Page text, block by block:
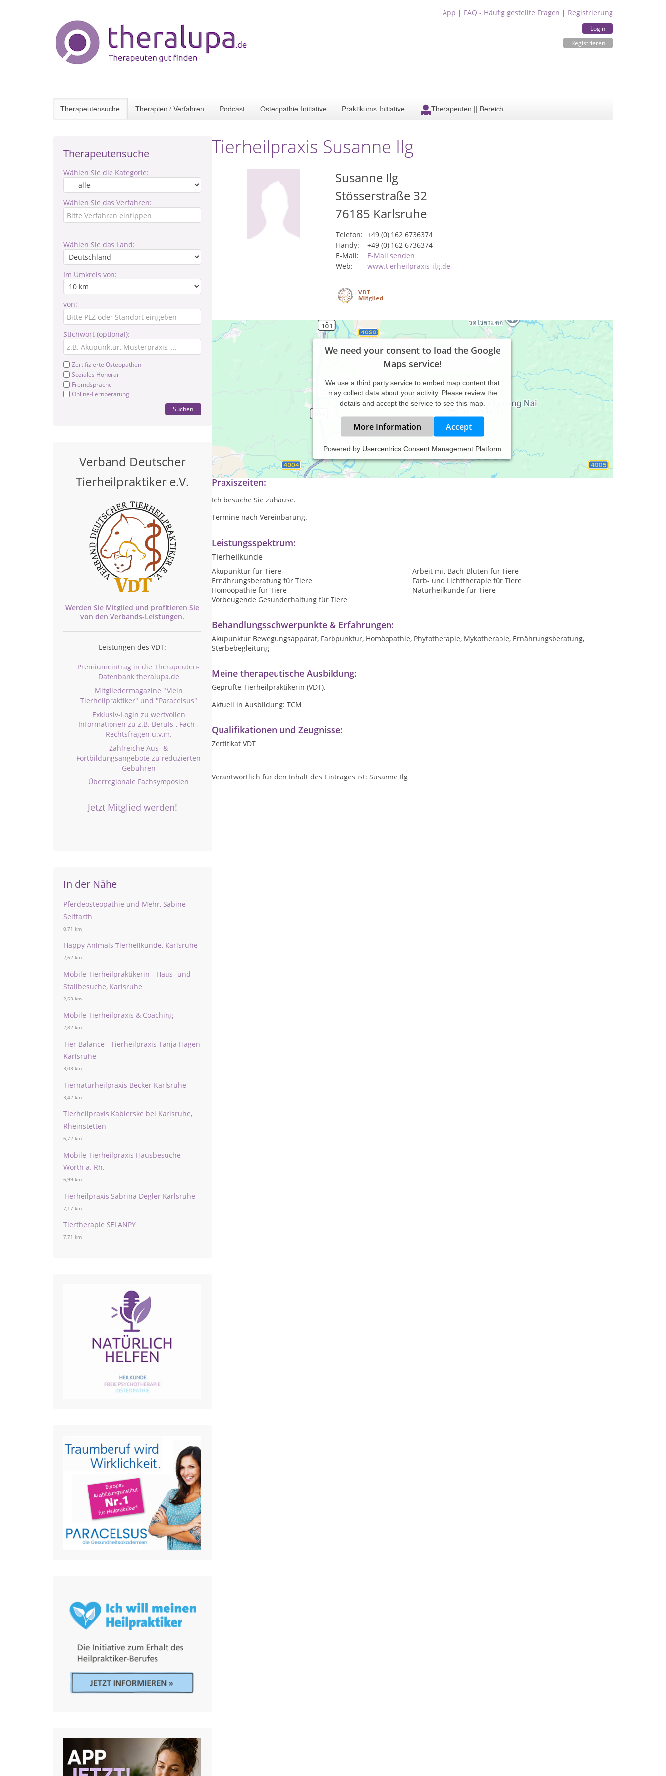
App | FAQ - Häufig gestellte Fragen | Registrierung
Login
Registrieren
Therapeutensuche Therapien / Verfahren Podcast Osteopathie-Initiative Praktikums-Initiative Therapeuten || Bereich
Therapeutensuche
Wählen Sie die Kategorie:
Wählen Sie das Verfahren:
Wählen Sie das Land:
Im Umkreis von:
von:
Stichwort (optional):
Zertifizierte Osteopathen
Soziales Honorar
Fremdsprache
Online-Fernberatung
Suchen
Verband Deutscher
Tierheilpraktiker e.V.
Werden Sie Mitglied und profitieren Sie
von den Verbands-Leistungen.
Leistungen des VDT:
Premiumeintrag in die Therapeuten-
Datenbank theralupa.de
Mitgliedermagazine "Mein
Tierheilpraktiker" und "Paracelsus"
Exklusiv-Login zu wertvollen
Informationen zu z.B. Berufs-, Fach-,
Rechtsfragen u.v.m.
Zahlreiche Aus- &
Fortbildungsangebote zu reduzierten
Gebühren
Überregionale Fachsymposien
Jetzt Mitglied werden!
In der Nähe
Pferdeosteopathie und Mehr, Sabine
Seiffarth
0,71 km
Happy Animals Tierheilkunde, Karlsruhe
2,62 km
Mobile Tierheilpraktikerin - Haus- und
Stallbesuche, Karlsruhe
2,63 km
Mobile Tierheilpraxis & Coaching
2,82 km
Tier Balance - Tierheilpraxis Tanja Hagen
Karlsruhe
3,03 km
Tiernaturheilpraxis Becker Karlsruhe
3,42 km
Tierheilpraxis Kabierske bei Karlsruhe,
Rheinstetten
6,72 km
Mobile Tierheilpraxis Hausbesuche
Wörth a. Rh.
6,99 km
Tierheilpraxis Sabrina Degler Karlsruhe
7,17 km
Tiertherapie SELANPY
7,71 km
Tierheilpraxis Susanne Ilg
Susanne Ilg
Stösserstraße 32
76185 Karlsruhe
Telefon: +49 (0) 162 6736374
Handy:
+49 (0) 162 6736374
E-Mail:
E-Mail senden
Web:
www.tierheilpraxis-ilg.de
We need your consent to load the Google
Maps service!
We use a third party service to embed map content that
may collect data about your activity. Please review the
details and accept the service to see this map.
More Information Accept
Powered by Usercentrics Consent Management Platform
Mobile Tierheilpraxis im Raum Karlsruhe
Praxiszeiten:
Ich besuche Sie zuhause.
Termine nach Vereinbarung.
Leistungsspektrum:
Tierheilkunde
Akupunktur für Tiere
Arbeit mit Bach-Blüten für Tiere
Ernährungsberatung für Tiere
Farb- und Lichttherapie für Tiere
Homöopathie für Tiere
Naturheilkunde für Tiere
Vorbeugende Gesunderhaltung für Tiere
Behandlungsschwerpunkte & Erfahrungen:
Akupunktur Bewegungsapparat, Farbpunktur, Homöopathie, Phytotherapie, Mykotherapie, Ernährungsberatung,
Sterbebegleitung
Meine therapeutische Ausbildung:
Geprüfte Tierheilpraktikerin (VDT).
Aktuell in Ausbildung: TCM
Qualifikationen und Zeugnisse:
Zertifikat VDT
Verantwortlich für den Inhalt des Eintrages ist: Susanne Ilg